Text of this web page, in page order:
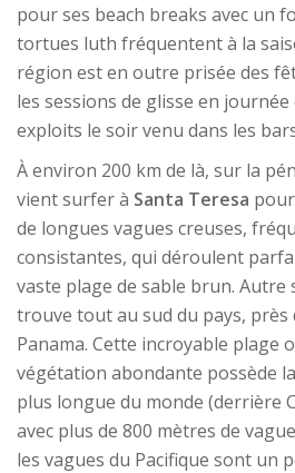
pour ses beach breaks avec un
tortues luth fréquentent à la
région est en outre prisée des
les sessions de glisse en
exploits le soir venu dans les
À environ 200 km de là, sur la
vient surfer à Santa Teresa
de longues vagues creuses,
consistantes, qui déroulent
vaste plage de sable brun. Autre
trouve tout au sud du pays, près
Panama. Cette incroyable plage
végétation abondante possède
plus longue du monde (derrière
avec plus de 800 mètres de
les vagues du Pacifique sont un